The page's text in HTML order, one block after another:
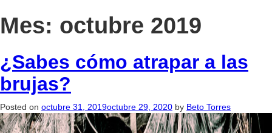
Mes: octubre 2019
¿Sabes cómo atrapar a las
brujas?
Posted on octubre 31, 2019octubre 29, 2020 by Beto Torres